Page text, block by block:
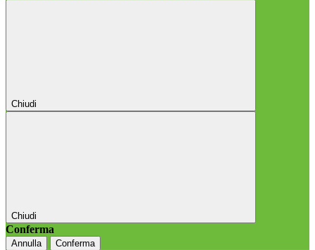
Chiudi
Chiudi
Conferma
Annulla Conferma